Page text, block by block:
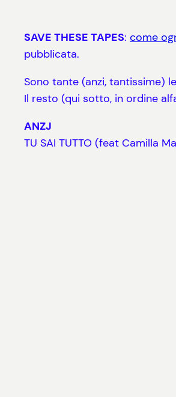
SAVE THESE TAPES: come
pubblicata.
Sono tante (anzi, tantissime) le
Il resto (qui sotto, in ordine
ANZJ
TU SAI TUTTO (feat Camilla